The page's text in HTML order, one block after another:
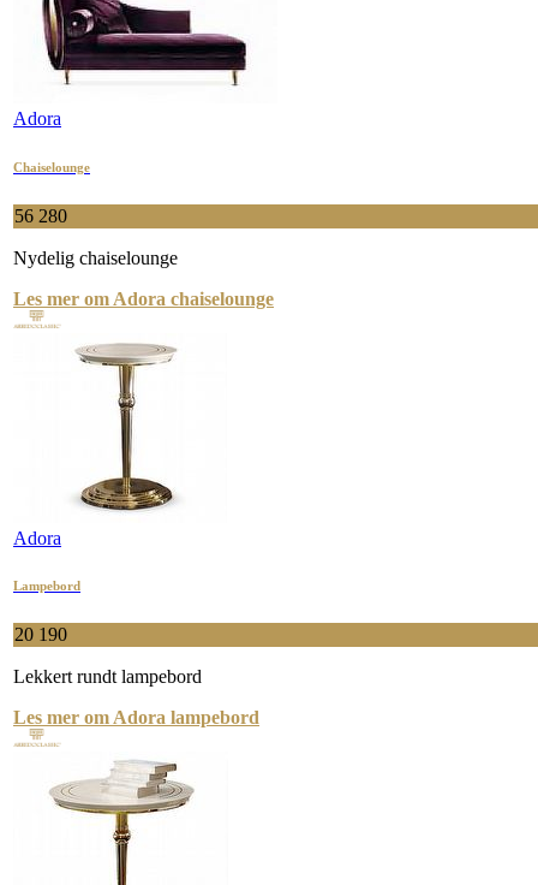
Adora
Chaiselounge
56 280
Nydelig chaiselounge
Les mer om Adora chaiselounge
Adora
Lampebord
20 190
Lekkert rundt lampebord
Les mer om Adora lampebord